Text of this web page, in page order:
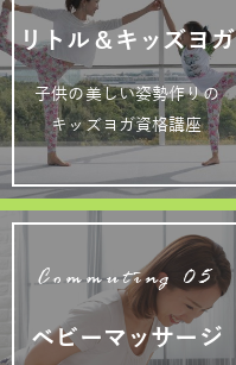
リトル＆キッズヨガ
子供の美しい姿勢作りの
キッズヨガ資格講座
Commuting 05
ベビーマッサージ